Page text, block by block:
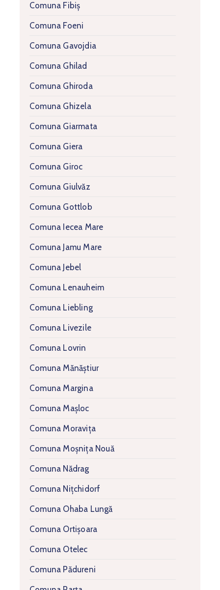
Comuna Fibiș
Comuna Foeni
Comuna Gavojdia
Comuna Ghilad
Comuna Ghiroda
Comuna Ghizela
Comuna Giarmata
Comuna Giera
Comuna Giroc
Comuna Giulvăz
Comuna Gottlob
Comuna Iecea Mare
Comuna Jamu Mare
Comuna Jebel
Comuna Lenauheim
Comuna Liebling
Comuna Livezile
Comuna Lovrin
Comuna Mănăștiur
Comuna Margina
Comuna Mașloc
Comuna Moravița
Comuna Moșnița Nouă
Comuna Nădrag
Comuna Nițchidorf
Comuna Ohaba Lungă
Comuna Ortișoara
Comuna Otelec
Comuna Pădureni